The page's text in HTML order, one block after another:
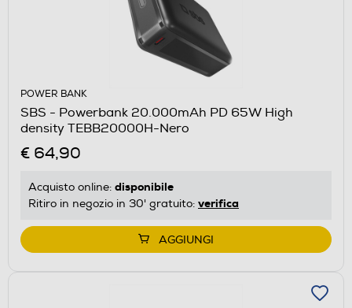
POWER BANK
SBS - Powerbank 20.000mAh PD 65W High
density TEBB20000H-Nero
€ 64,90
Acquisto online: disponibile
Ritiro in negozio in 30' gratuito: verifica
AGGIUNGI